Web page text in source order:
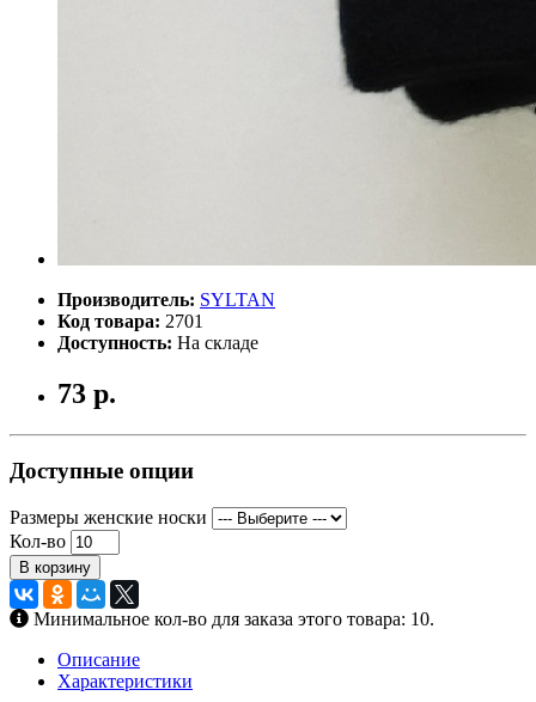
Производитель: SYLTAN
Код товара: 2701
Доступность: На складе
73 р.
Доступные опции
Размеры женские носки
Кол-во
В корзину
Минимальное кол-во для заказа этого товара: 10.
Описание
Характеристики